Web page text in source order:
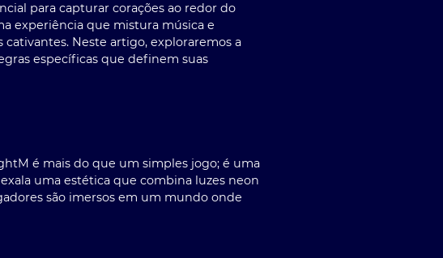
para capturar corações ao redor do
experiência que mistura música e
Neste artigo, exploraremos a
específicas que definem suas
é mais do que um simples jogo; é uma
uma estética que combina luzes neon
são imersos em um mundo onde